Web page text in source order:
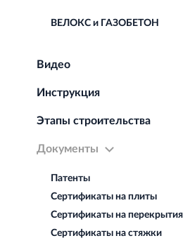
ВЕЛОКС и ГАЗОБЕТОН
Видео
Инструкция
Этапы строительства
Документы
Патенты
Сертификаты на плиты
Сертификаты на перекрытия
Сертификаты на стяжки